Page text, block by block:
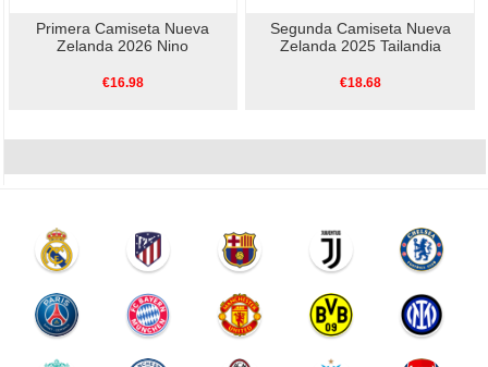
Primera Camiseta Nueva
Zelanda 2026 Nino
€16.98
Segunda Camiseta Nueva
Zelanda 2025 Tailandia
€18.68